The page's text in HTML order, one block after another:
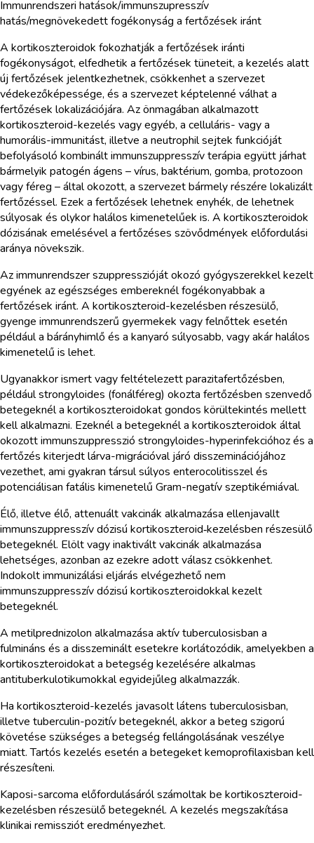
Immunrendszeri hatások/immunszupresszív
hatás/megnövekedett fogékonyság a fertőzések iránt
A kortikoszteroidok fokozhatják a fertőzések iránti
fogékonyságot, elfedhetik a fertőzések tüneteit, a kezelés alatt
új fertőzések jelentkezhetnek, csökkenhet a szervezet
védekezőképessége, és a szervezet képtelenné válhat a
fertőzések lokalizációjára. Az önmagában alkalmazott
kortikoszteroid-kezelés vagy egyéb, a celluláris- vagy a
humorális-immunitást, illetve a neutrophil sejtek funkcióját
befolyásoló kombinált immunszuppresszív terápia együtt járhat
bármelyik patogén ágens – vírus, baktérium, gomba, protozoon
vagy féreg – által okozott, a szervezet bármely részére lokalizált
fertőzéssel. Ezek a fertőzések lehetnek enyhék, de lehetnek
súlyosak és olykor halálos kimenetelűek is. A kortikoszteroidok
dózisának emelésével a fertőzéses szövődmények előfordulási
aránya növekszik.
Az immunrendszer szuppresszióját okozó gyógyszerekkel kezelt
egyének az egészséges embereknél fogékonyabbak a
fertőzések iránt. A kortikoszteroid-kezelésben részesülő,
gyenge immunrendszerű gyermekek vagy felnőttek esetén
például a bárányhimlő és a kanyaró súlyosabb, vagy akár halálos
kimenetelű is lehet.
Ugyanakkor ismert vagy feltételezett parazitafertőzésben,
például strongyloides (fonálféreg) okozta fertőzésben szenvedő
betegeknél a kortikoszteroidokat gondos körültekintés mellett
kell alkalmazni. Ezeknél a betegeknél a kortikoszteroidok által
okozott immunszuppresszió strongyloides-hyperinfekcióhoz és a
fertőzés kiterjedt lárva-migrációval járó disszeminációjához
vezethet, ami gyakran társul súlyos enterocolitisszel és
potenciálisan fatális kimenetelű Gram-negatív szeptikémiával.
Élő, illetve élő, attenuált vakcinák alkalmazása ellenjavallt
immunszuppresszív dózisú kortikoszteroid‑kezelésben részesülő
betegeknél. Elölt vagy inaktivált vakcinák alkalmazása
lehetséges, azonban az ezekre adott válasz csökkenhet.
Indokolt immunizálási eljárás elvégezhető nem
immunszuppresszív dózisú kortikoszteroidokkal kezelt
betegeknél.
A metilprednizolon alkalmazása aktív tuberculosisban a
fulmináns és a disszeminált esetekre korlátozódik, amelyekben a
kortikoszteroidokat a betegség kezelésére alkalmas
antituberkulotikumokkal egyidejűleg alkalmazzák.
Ha kortikoszteroid-kezelés javasolt látens tuberculosisban,
illetve tuberculin-pozitív betegeknél, akkor a beteg szigorú
követése szükséges a betegség fellángolásának veszélye
miatt. Tartós kezelés esetén a betegeket kemoprofilaxisban kell
részesíteni.
Kaposi-sarcoma előfordulásáról számoltak be kortikoszteroid-
kezelésben részesülő betegeknél. A kezelés megszakítása
klinikai remissziót eredményezhet.